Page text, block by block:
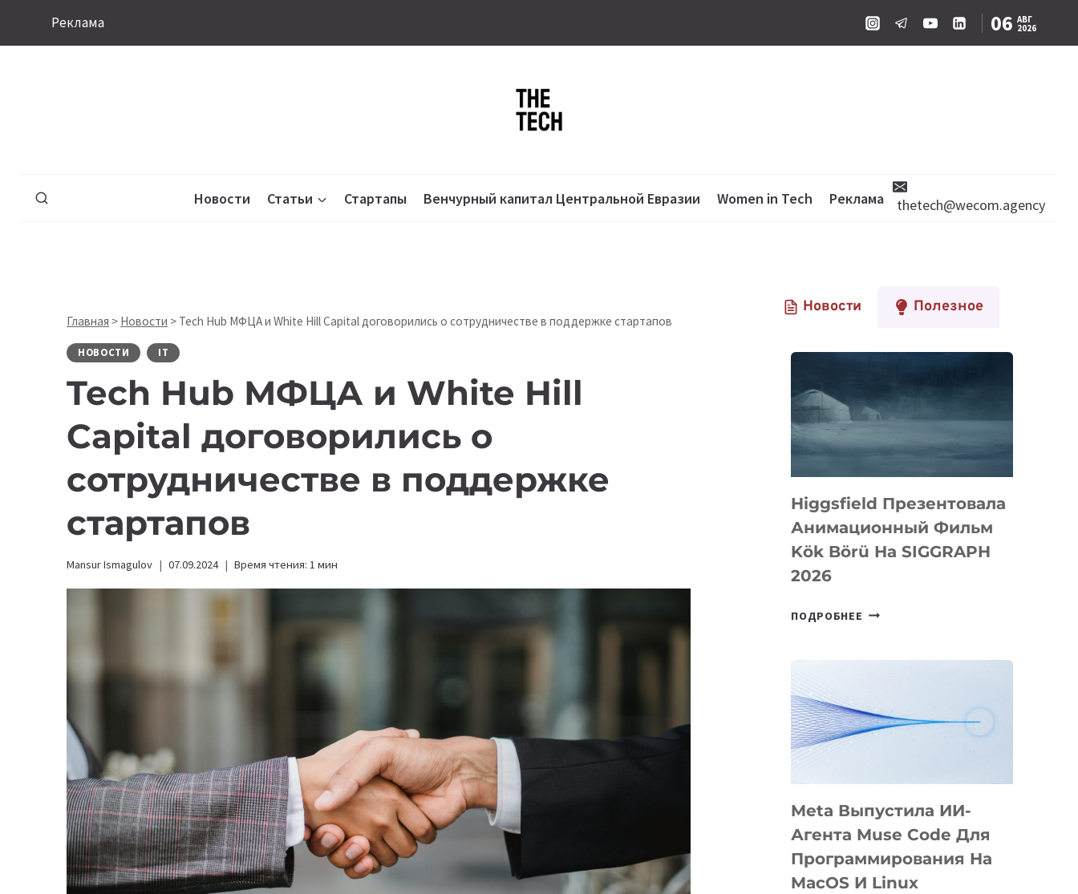
Реклама 06 АВГ
2026
Новости Статьи Стартапы Венчурный капитал Центральной Евразии Women in Tech Реклама thetech@wecom.agency
Главная > Новости > Tech Hub МФЦА и White Hill Capital договорились о сотрудничестве в поддержке стартапов
НОВОСТИ IT
Tech Hub МФЦА и White Hill
Capital договорились о
сотрудничестве в поддержке
стартапов
Mansur Ismagulov 07.09.2024 Время чтения: 1 мин
Новости Полезное
Higgsfield Презентовала
Анимационный Фильм
Kök Börü На SIGGRAPH
2026
ПОДРОБНЕЕ HIGGSFIELD
BÖRÜ
НА
Meta Выпустила ИИ-
Агента Muse Code Для
Программирования На
MacOS И Linux